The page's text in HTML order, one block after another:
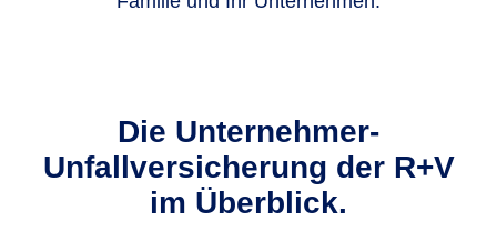
Die Unternehmer-
Unfallversicherung der R+V
im Überblick.